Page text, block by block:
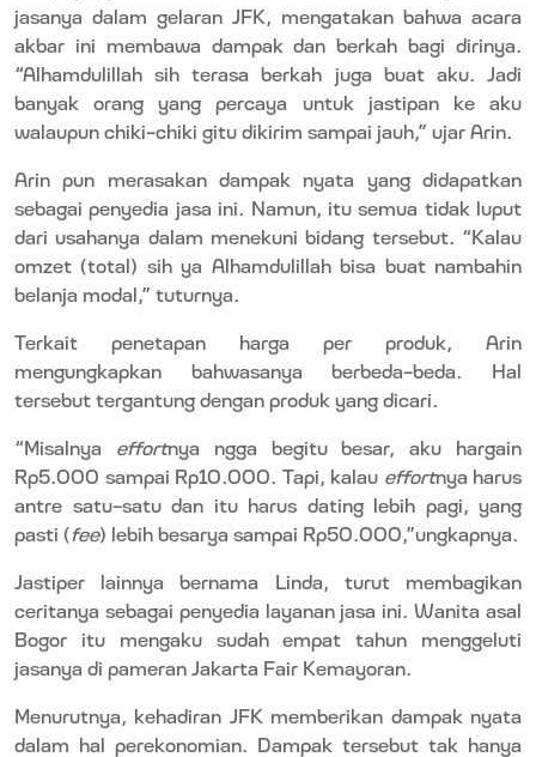
jasanya dalam gelaran JFK, mengatakan bahwa acara
akbar ini membawa dampak dan berkah bagi dirinya.
“Alhamdulillah sih terasa berkah juga buat aku. Jadi
banyak orang yang percaya untuk jastipan ke aku
walaupun chiki-chiki gitu dikirim sampai jauh,” ujar Arin.
Arin pun merasakan dampak nyata yang didapatkan
sebagai penyedia jasa ini. Namun, itu semua tidak luput
dari usahanya dalam menekuni bidang tersebut. “Kalau
omzet (total) sih ya Alhamdulillah bisa buat nambahin
belanja modal,” tuturnya.
Terkait penetapan harga per produk, Arin
mengungkapkan bahwasanya berbeda-beda. Hal
tersebut tergantung dengan produk yang dicari.
“Misalnya effortnya ngga begitu besar, aku hargain
Rp5.000 sampai Rp10.000. Tapi, kalau effortnya harus
antre satu-satu dan itu harus dating lebih pagi, yang
pasti (fee) lebih besarya sampai Rp50.000,”ungkapnya.
Jastiper lainnya bernama Linda, turut membagikan
ceritanya sebagai penyedia layanan jasa ini. Wanita asal
Bogor itu mengaku sudah empat tahun menggeluti
jasanya di pameran Jakarta Fair Kemayoran.
Menurutnya, kehadiran JFK memberikan dampak nyata
dalam hal perekonomian. Dampak tersebut tak hanya